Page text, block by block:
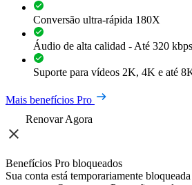
Conversão ultra-rápida 180X
Áudio de alta calidad - Até 320 kbps
Suporte para vídeos 2K, 4K e até
Mais benefícios Pro
Renovar Agora
Benefícios Pro bloqueados
Sua conta está temporariamente